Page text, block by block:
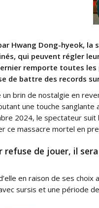
Hwang Dong-hyeok, la
qui peuvent régler
remporte toutes
de battre des records
un brin de nostalgie en
une touche sanglante
2024, le spectateur suit
ce massacre mortel en
refuse de jouer, il
en raison de ses
sursis et une période